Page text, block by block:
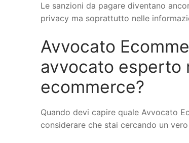
Le sanzioni da pagare diventano
privacy ma soprattutto nelle
Avvocato
avvocato esperto
ecommerce?
Quando devi capire quale Avvocato
considerare che stai cercando un